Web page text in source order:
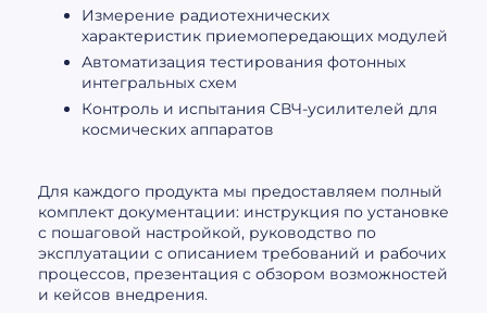
Измерение радиотехнических
характеристик приемопередающих модулей
Автоматизация тестирования фотонных
интегральных схем
Контроль и испытания СВЧ-усилителей для
космических аппаратов
Для каждого продукта мы предоставляем полный
комплект документации: инструкция по установке
с пошаговой настройкой, руководство по
эксплуатации с описанием требований и рабочих
процессов, презентация с обзором возможностей
и кейсов внедрения.